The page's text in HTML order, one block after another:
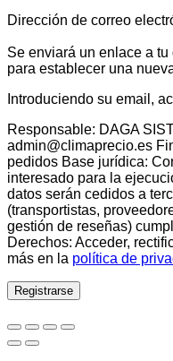
Dirección de correo
Se enviará un enlace a
para establecer una
Introduciendo su email,
Responsable: DAGA
admin@climaprecio.es
pedidos Base jurídica:
interesado para la
datos serán cedidos a
(transportistas,
gestión de reseñas)
Derechos: Acceder,
más en la política de
Registrarse